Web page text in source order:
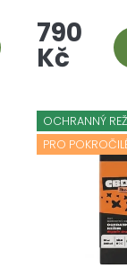
790
Kč
stravy, který
soustředit,
a...
OCHRANNÝ
PRO